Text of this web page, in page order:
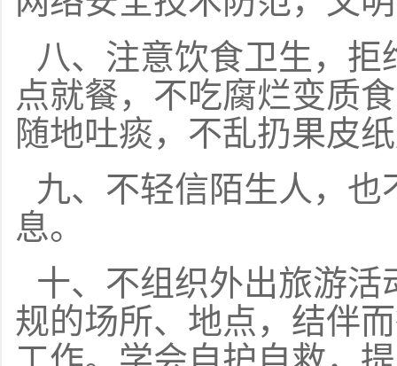
八、注意饮食卫生，
点就餐，不吃腐烂变质
随地吐痰，不乱扔果皮
九、不轻信陌生人，
息。
十、不组织外出旅游
规的场所、地点，结伴